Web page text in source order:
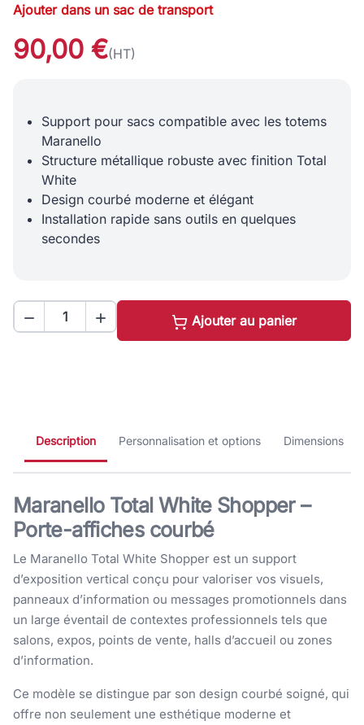
Ajouter dans un sac de transport
90,00 €(HT)
Support pour sacs compatible avec les totems
Maranello
Structure métallique robuste avec finition Total
White
Design courbé moderne et élégant
Installation rapide sans outils en quelques
secondes
  Ajouter au panier
Description Personnalisation et options Dimensions
Maranello Total White Shopper –
Porte-affiches courbé
Le Maranello Total White Shopper est un support
d’exposition vertical conçu pour valoriser vos visuels,
panneaux d’information ou messages promotionnels dans
un large éventail de contextes professionnels tels que
salons, expos, points de vente, halls d’accueil ou zones
d’information.
Ce modèle se distingue par son design courbé soigné, qui
offre non seulement une esthétique moderne et